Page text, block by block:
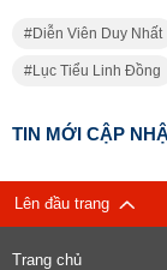
Diễn Viên Duy Nhất
Lục Tiểu Linh Đồng
TIN MỚI CẬP
Lên đầu trang
Trang chủ